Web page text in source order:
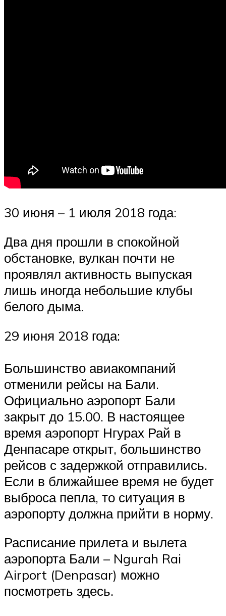
30 июня – 1 июля 2018 года:
Два дня прошли в спокойной
обстановке, вулкан почти не
проявлял активность выпуская
лишь иногда небольшие клубы
белого дыма.
29 июня 2018 года:
Большинство авиакомпаний
отменили рейсы на Бали.
Официально аэропорт Бали
закрыт до 15.00. В настоящее
время аэропорт Нгурах Рай в
Денпасаре открыт, большинство
рейсов с задержкой отправились.
Если в ближайшее время не будет
выброса пепла, то ситуация в
аэропорту должна прийти в норму.
Расписание прилета и вылета
аэропорта Бали – Ngurah Rai
Airport (Denpasar) можно
посмотреть здесь.